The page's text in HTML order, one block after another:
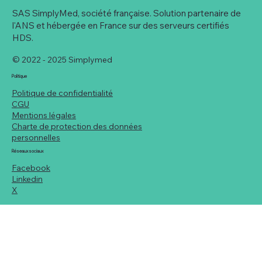
Profil utilisateur professionnel : une
meilleure identification des rôles et
spécialités
SAS SimplyMed, société française. Solution partenaire de
l'ANS et hébergée en France sur des serveurs certifiés
HDS.
© 2022 - 2025 Simplymed
Politique
Politique de confidentialité
CGU
Mentions légales
Charte de protection des données
personnelles
Réseaux sociaux
Facebook
Linkedin
X